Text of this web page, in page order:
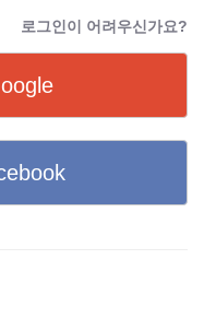
로그인이 어려우신가요?